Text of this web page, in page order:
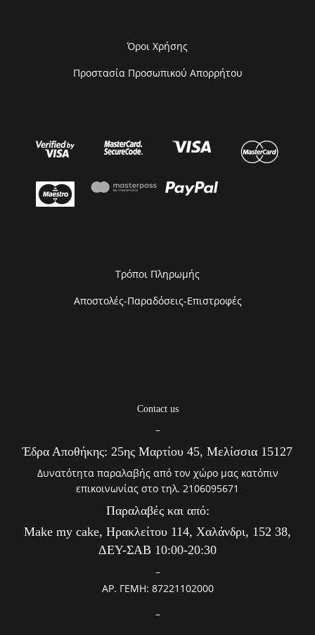
Όροι Χρήσης
Προστασία Προσωπικού Απορρήτου
Τρόποι Πληρωμής
Αποστολές-Παραδόσεις-Επιστροφές
Contact us
–
Έδρα Αποθήκης: 25ης Μαρτίου 45, Μελίσσια 15127
Δυνατότητα παραλαβής από τον χώρο μας κατόπιν
επικοινωνίας στο τηλ. 2106095671
Παραλαβές και από:
Make my cake, Ηρακλείτου 114, Χαλάνδρι, 152 38,
ΔΕΥ-ΣΑΒ 10:00-20:30
–
ΑΡ. ΓΕΜΗ: 87221102000
–